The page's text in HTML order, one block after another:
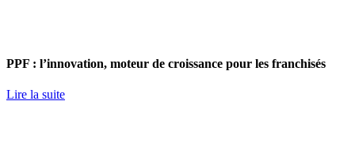
PPF : l’innovation, moteur de croissance pour les franchisés
Lire la suite